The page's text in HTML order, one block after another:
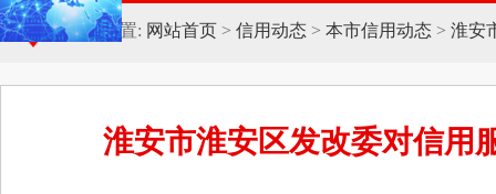
当前位置: 网站首页 > 信用动态 > 本市信用动态 > 淮安
淮安市淮安区发改委对信用